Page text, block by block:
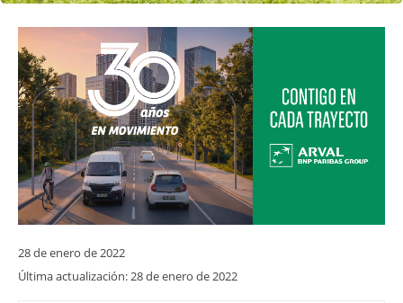
28 de enero de 2022
Última actualización:28 de enero de 2022